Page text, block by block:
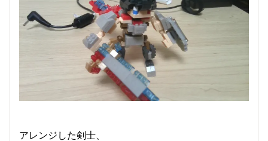
アレンジした剣士、